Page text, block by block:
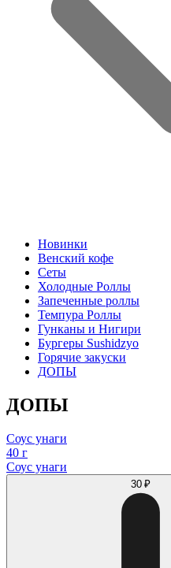
Новинки
Венский кофе
Сеты
Холодные Роллы
Запеченные роллы
Темпура Роллы
Гунканы и Нигири
Бургеры Sushidzyo
Горячие закуски
ДОПЫ
ДОПЫ
Соус унаги
40 г
Соус унаги
30 ₽